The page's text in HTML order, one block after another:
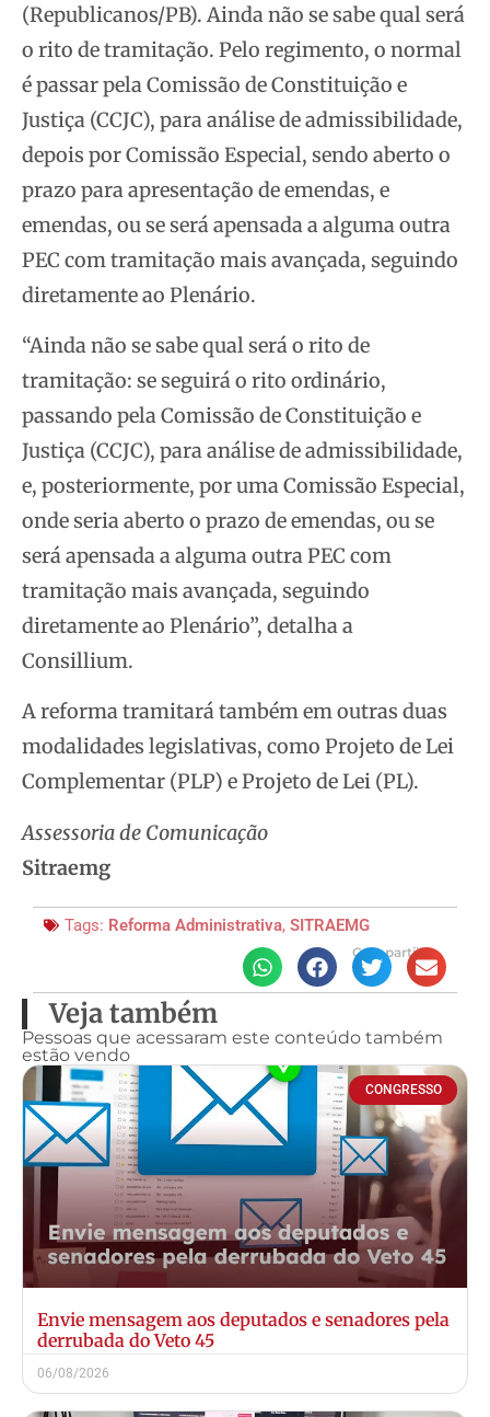
(Republicanos/PB). Ainda não se sabe qual será
o rito de tramitação. Pelo regimento, o normal
é passar pela Comissão de Constituição e
Justiça (CCJC), para análise de admissibilidade,
depois por Comissão Especial, sendo aberto o
prazo para apresentação de emendas, e
emendas, ou se será apensada a alguma outra
PEC com tramitação mais avançada, seguindo
diretamente ao Plenário.
“Ainda não se sabe qual será o rito de
tramitação: se seguirá o rito ordinário,
passando pela Comissão de Constituição e
Justiça (CCJC), para análise de admissibilidade,
e, posteriormente, por uma Comissão Especial,
onde seria aberto o prazo de emendas, ou se
será apensada a alguma outra PEC com
tramitação mais avançada, seguindo
diretamente ao Plenário”, detalha a
Consillium.
A reforma tramitará também em outras duas
modalidades legislativas, como Projeto de Lei
Complementar (PLP) e Projeto de Lei (PL).
Assessoria de Comunicação
Sitraemg
Tags: Reforma Administrativa, SITRAEMG
Compartilhe
Veja também
Pessoas que acessaram este conteúdo também
estão vendo
CONGRESSO
Envie mensagem aos deputados e senadores pela
derrubada do Veto 45
06/08/2026